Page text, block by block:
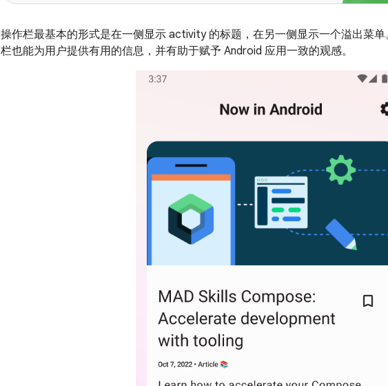
操作栏最基本的形式是在一侧显示 activity 的标题，在另一侧显示一个溢出菜
栏也能为用户提供有用的信息，并有助于赋予 Android 应用一致的观感。